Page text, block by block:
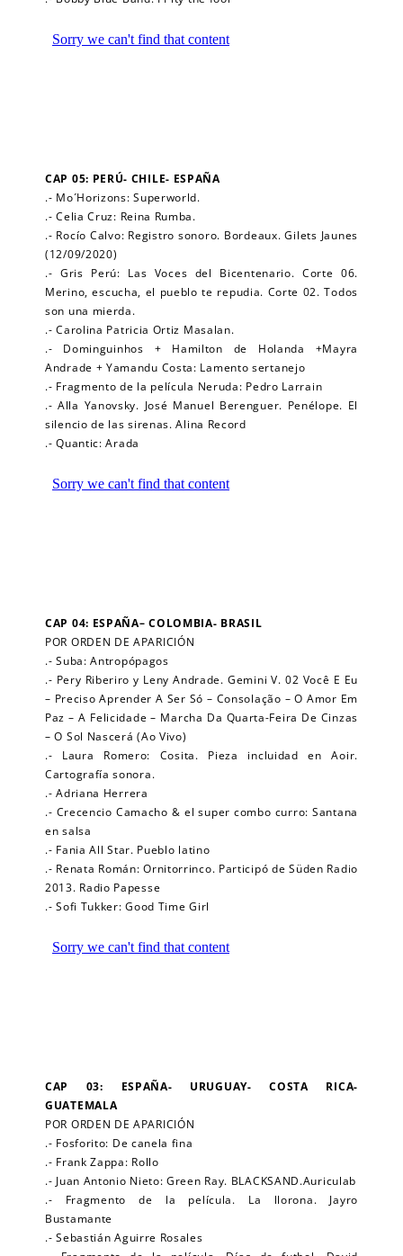
CAP 05: PERÚ- CHILE- ESPAÑA
.- Mo´Horizons: Superworld.
.- Celia Cruz: Reina Rumba.
.- Rocío Calvo: Registro sonoro. Bordeaux. Gilets Jaunes
(12/09/2020)
.- Gris Perú: Las Voces del Bicentenario. Corte 06.
Merino, escucha, el pueblo te repudia. Corte 02. Todos
son una mierda.
.- Carolina Patricia Ortiz Masalan.
.- Dominguinhos + Hamilton de Holanda +Mayra
Andrade + Yamandu Costa: Lamento sertanejo
.- Fragmento de la película Neruda: Pedro Larrain
.- Alla Yanovsky. José Manuel Berenguer. Penélope. El
silencio de las sirenas. Alina Record
.- Quantic: Arada
CAP 04: ESPAÑA– COLOMBIA- BRASIL
POR ORDEN DE APARICIÓN
.- Suba: Antropópagos
.- Pery Riberiro y Leny Andrade. Gemini V. 02 Você E Eu
– Preciso Aprender A Ser Só – Consolação – O Amor Em
Paz – A Felicidade – Marcha Da Quarta-Feira De Cinzas
– O Sol Nascerá (Ao Vivo)
.- Laura Romero: Cosita. Pieza incluidad en Aoir.
Cartografía sonora.
.- Adriana Herrera
.- Crecencio Camacho & el super combo curro: Santana
en salsa
.- Fania All Star. Pueblo latino
.- Renata Román: Ornitorrinco. Participó de Süden Radio
2013. Radio Papesse
.- Sofi Tukker: Good Time Girl
CAP 03: ESPAÑA- URUGUAY- COSTA RICA-
GUATEMALA
POR ORDEN DE APARICIÓN
.- Fosforito: De canela fina
.- Frank Zappa: Rollo
.- Juan Antonio Nieto: Green Ray. BLACKSAND.Auriculab
.- Fragmento de la película. La llorona. Jayro
Bustamante
.- Sebastián Aguirre Rosales